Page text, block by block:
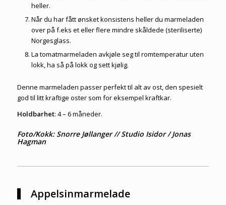
heller.
Når du har fått ønsket konsistens heller du marmeladen
over på f.eks et eller flere mindre skåldede (steriliserte)
Norgesglass.
La tomatmarmeladen avkjøle seg til romtemperatur uten
lokk, ha så på lokk og sett kjølig.
Denne marmeladen passer perfekt til alt av ost, den spesielt
god til litt kraftige oster som for eksempel kraftkar.
Holdbarhet: 4 – 6 måneder.
Foto/Kokk: Snorre Jøllanger // Studio Isidor / Jonas
Hagman
Appelsinmarmelade